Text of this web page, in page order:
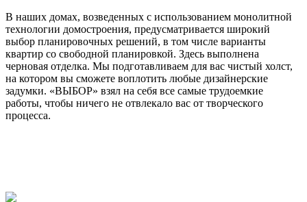
В наших домах, возведенных с использованием монолитной
технологии домостроения, предусматривается широкий
выбор планировочных решений, в том числе варианты
квартир со свободной планировкой. Здесь выполнена
черновая отделка. Мы подготавливаем для вас чистый холст,
на котором вы сможете воплотить любые дизайнерские
задумки. «ВЫБОР» взял на себя все самые трудоемкие
работы, чтобы ничего не отвлекало вас от творческого
процесса.